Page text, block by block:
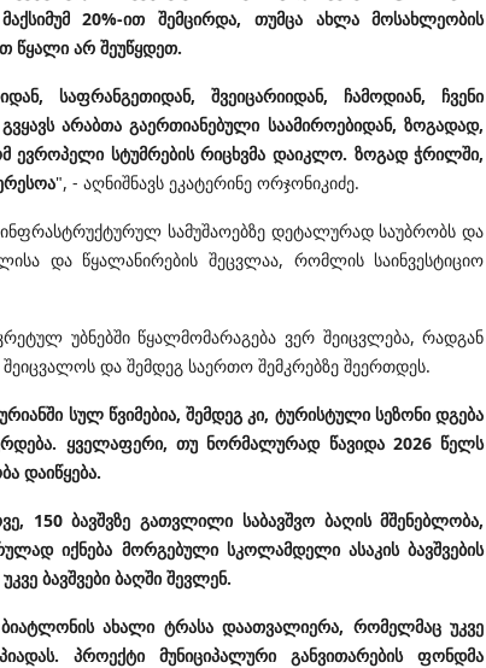
20%-ით შემცირდა, თუმცა ახლა მოსახლეობის
წყალი არ შეუწყდეთ.
საფრანგეთიდან, შვეიცარიიდან, ჩამოდიან, ჩვენი
არაბთა გაერთიანებული საამიროებიდან, ზოგადად,
ევროპელი სტუმრების რიცხვმა დაიკლო. ზოგად ჭრილში,
", - აღნიშნავს ეკატერინე ორჯონიკიძე.
ინფრასტრუქტურულ სამუშაოებზე დეტალურად საუბრობს და
და წყალანირების შეცვლაა, რომლის საინვესტიციო
უბნებში წყალმომარაგება ვერ შეიცვლება, რადგან
და შემდეგ საერთო შემკრებზე შეერთდეს.
სულ წვიმებია, შემდეგ კი, ტურისტული სეზონი დგება
ყველაფერი, თუ ნორმალურად წავიდა 2026 წელს
დაიწყება.
150 ბავშვზე გათვლილი საბავშვო ბაღის მშენებლობა,
იქნება მორგებული სკოლამდელი ასაკის ბავშვების
ბავშვები ბაღში შევლენ.
ბიატლონის ახალი ტრასა დაათვალიერა, რომელმაც უკვე
პროექტი მუნიციპალური განვითარების ფონდმა